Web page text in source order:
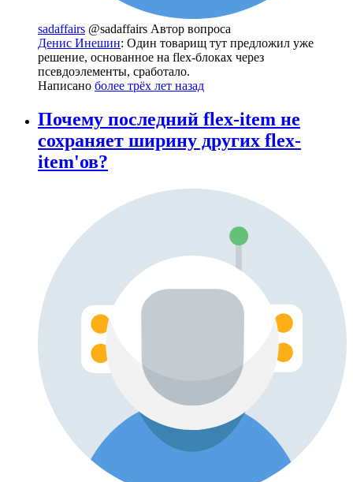
sadaffairs @sadaffairs Автор вопроса
Денис Инешин: Один товарищ тут предложил уже
решение, основанное на flex-блоках через
псевдоэлементы, сработало.
Написано более трёх лет назад
Почему последний flex-item не
сохраняет ширину других flex-
item'ов?